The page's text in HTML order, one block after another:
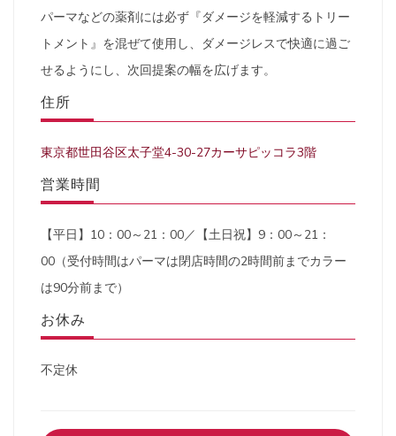
パーマなどの薬剤には必ず『ダメージを軽減するトリー
トメント』を混ぜて使用し、ダメージレスで快適に過ご
せるようにし、次回提案の幅を広げます。
住所
東京都世田谷区太子堂4-30-27カーサピッコラ3階
営業時間
【平日】10：00～21：00／【土日祝】9：00～21：
00（受付時間はパーマは閉店時間の2時間前までカラー
は90分前まで）
お休み
不定休